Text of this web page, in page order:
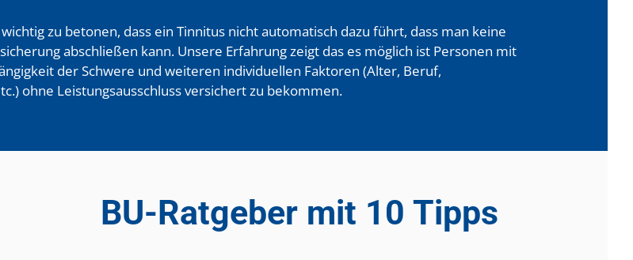
zu betonen, dass ein Tinnitus nicht automatisch dazu führt, dass man keine
abschließen kann. Unsere Erfahrung zeigt das es möglich ist Personen mit
der Schwere und weiteren individuellen Faktoren (Alter, Beruf,
ohne Leistungsausschluss versichert zu bekommen.
BU-Ratgeber mit 10 Tipps